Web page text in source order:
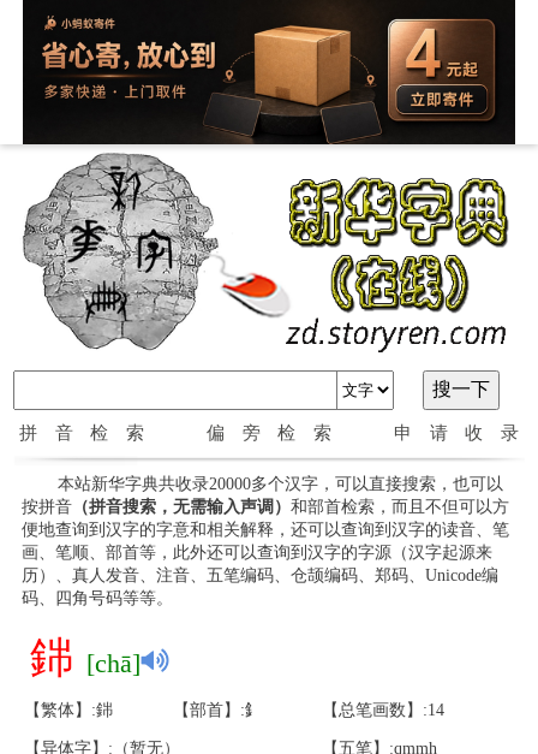
拼音检索 偏旁检索 申请收录
本站新华字典共收录20000多个汉字，可以直接搜索，也可以
按拼音（拼音搜索，无需输入声调） 和部首检索，而且不但可以方
便地查询到汉字的字意和相关解释，还可以查询到汉字的读音、笔
画、笔顺、部首等，此外还可以查询到汉字的字源（汉字起源来
历）、真人发音、注音、五笔编码、仓颉编码、郑码、Unicode编
码、四角号码等等。
銟 [chā]
【繁体】:銟 【部首】:釒 【总笔画数】:14
【异体字】:（暂无） 【五笔】:qmmh